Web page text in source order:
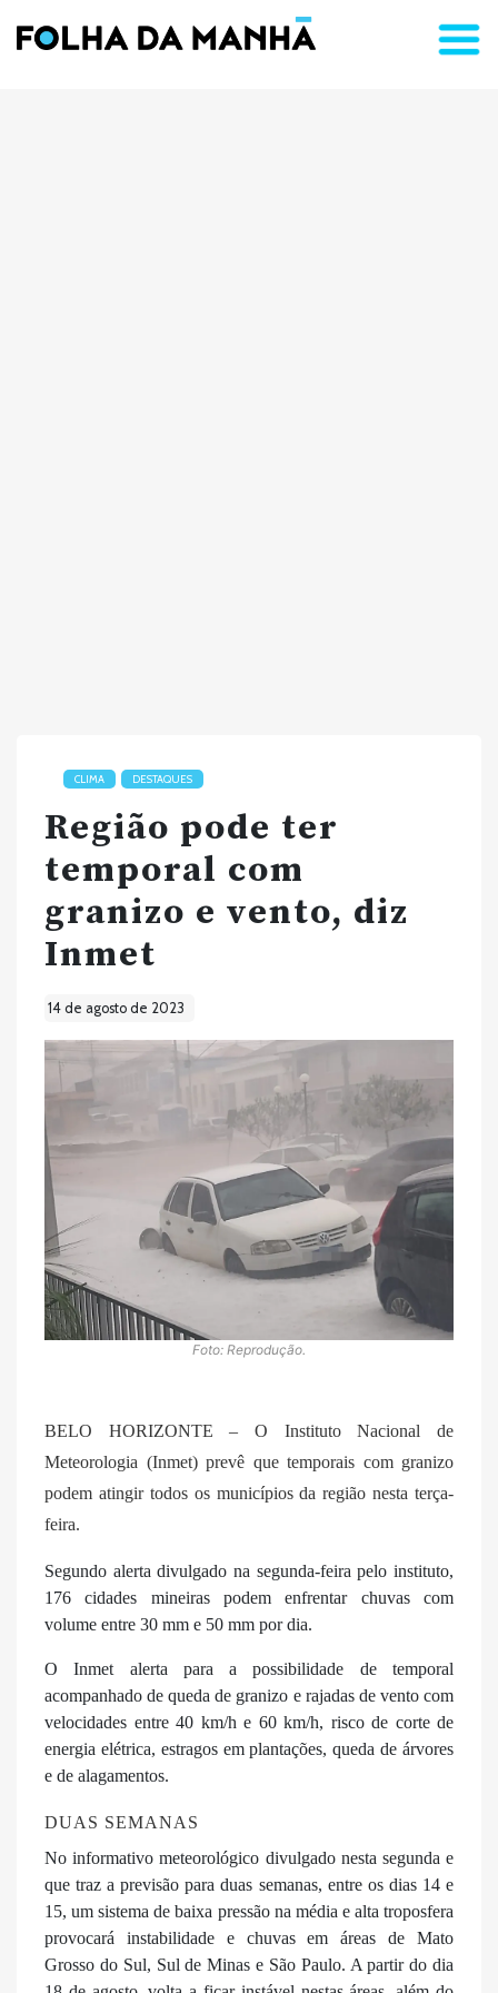
CLIMA DESTAQUES
Região pode ter
temporal com
granizo e vento, diz
Inmet
14 de agosto de 2023
Foto: Reprodução.
BELO HORIZONTE – O Instituto Nacional de
Meteorologia (Inmet) prevê que temporais com granizo
podem atingir todos os municípios da região nesta terça-
feira.
Segundo alerta divulgado na segunda-feira pelo instituto,
176 cidades mineiras podem enfrentar chuvas com
volume entre 30 mm e 50 mm por dia.
O Inmet alerta para a possibilidade de temporal
acompanhado de queda de granizo e rajadas de vento com
velocidades entre 40 km/h e 60 km/h, risco de corte de
energia elétrica, estragos em plantações, queda de árvores
e de alagamentos.
DUAS SEMANAS
No informativo meteorológico divulgado nesta segunda e
que traz a previsão para duas semanas, entre os dias 14 e
15, um sistema de baixa pressão na média e alta troposfera
provocará instabilidade e chuvas em áreas de Mato
Grosso do Sul, Sul de Minas e São Paulo. A partir do dia